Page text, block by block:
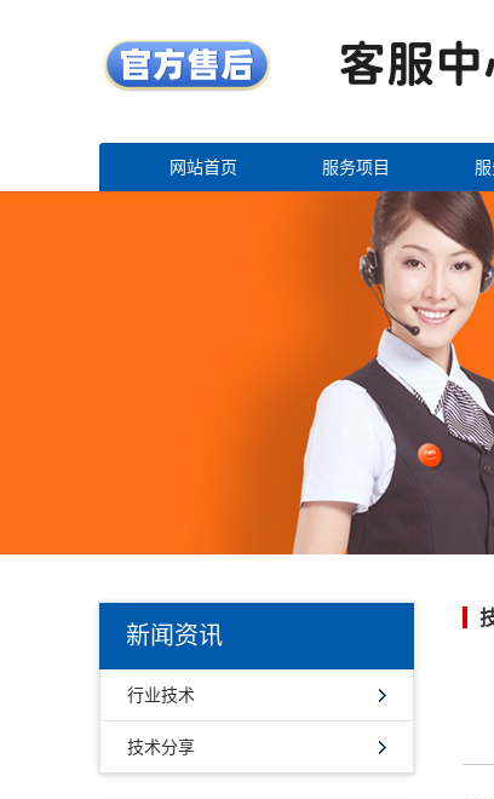
网站首页 服务项目
新闻资讯
行业技术
技术分享